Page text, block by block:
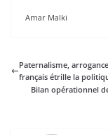
Amar Malki
Paternalisme,
français étrille la
Bilan opérationnel